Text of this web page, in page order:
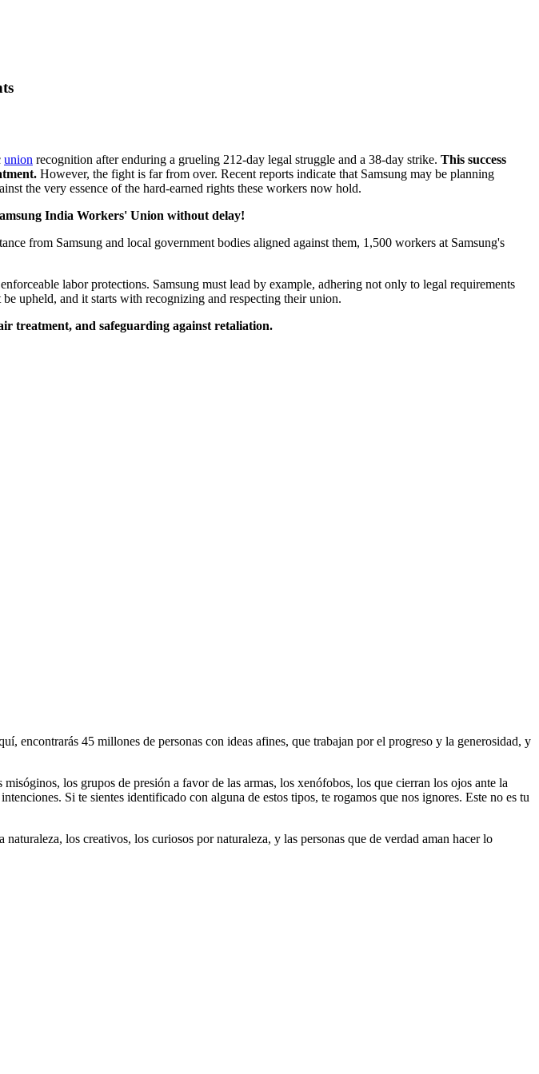
union recognition after enduring a grueling 212-day legal struggle and a 38-day strike. This success
However, the fight is far from over. Recent reports indicate that Samsung may be planning
the very essence of the hard-earned rights these workers now hold.
India Workers' Union without delay!
from Samsung and local government bodies aligned against them, 1,500 workers at Samsung's
labor protections. Samsung must lead by example, adhering not only to legal requirements
upheld, and it starts with recognizing and respecting their union.
treatment, and safeguarding against retaliation.
encontrarás 45 millones de personas con ideas afines, que trabajan por el progreso y la generosidad, y
los grupos de presión a favor de las armas, los xenófobos, los que cierran los ojos ante la
Si te sientes identificado con alguna de estos tipos, te rogamos que nos ignores. Este no es tu
los creativos, los curiosos por naturaleza, y las personas que de verdad aman hacer lo